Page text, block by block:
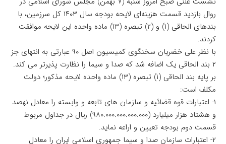
روال بازدید قسمت هزینه‌ای لایحه بودجه سال ۱۴۰۳ کل سرزمین، با
بندهای الحاقی (۱) و (۲) تبصره (۱۳) ماده واحده این لایحه موافقت
کردند.
با نظر علی خضریان سخنگوی کمیسیون اصل ۹۰ عبارتی به انتهای جز
۲ بند الحاقی یک اضافه شد که صدا و سیما را نظارت پذیرتر می کند.
بر پایه بند الحاقی (۱) تبصره (۱۳) ماده واحده لایحه مذکور؛ دولت
مکلف است:
۱- اعتبارات قوه قضائیه و سازمان های تابعه و وابسته را معادل نهصد
و هشتاد هزار میلیارد (۹۸۰.۰۰۰.۰۰۰.۰۰۰.۰۰۰) ریال در جداول مربوط
قسمت دوم بودجه تعیین و اراعه نماید.
۲- اعتبارات سازمان صدا و سیما جمهوری اسلامی ایران را معادل